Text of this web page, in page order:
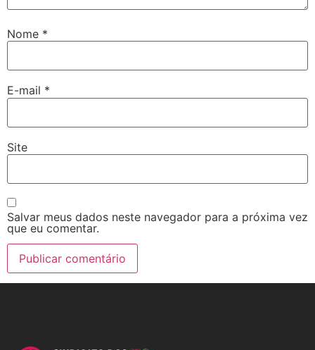
Nome *
E-mail *
Site
Salvar meus dados neste navegador para a próxima vez
que eu comentar.